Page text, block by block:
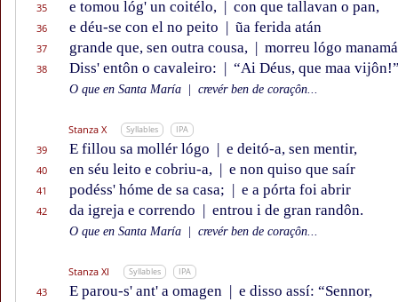
35 e tomou lóg' un coitélo, | con que tallavan o pan,
36 e déu-se con el no peito | ũa ferida atán
37 grande que, sen outra cousa, | morreu lógo
38 Diss' entôn o cavaleiro: | “Ai Déus, que maa
O que en Santa María crevér ben de coraçôn...
Stanza X Syllables IPA
39 E fillou sa mollér lógo | e deitó-a, sen mentir,
40 en séu leito e cobriu-a, | e non quiso que saír
41 podéss' hóme de sa casa; | e a pórta foi abrir
42 da igreja e correndo | entrou i de gran randôn.
O que en Santa María crevér ben de coraçôn...
Stanza XI Syllables IPA
43 E parou-s' ant' a omagen | e disso assí: “Sennor,